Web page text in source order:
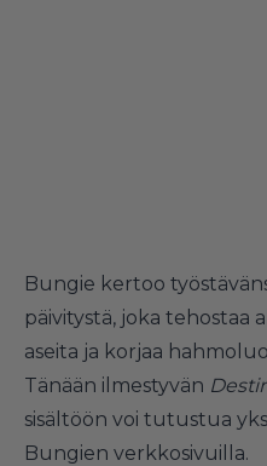
Bungie kertoo
päivitystä, joka tehostaa
aseita ja korjaa
Tänään ilmestyvän
sisältöön voi tutustua
Bungien verkkosivuilla.